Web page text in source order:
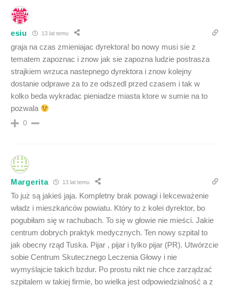
esiu 13 lat temu
graja na czas zmieniajac dyrektora! bo nowy musi sie z
tematem zapoznac i znow jak sie zapozna ludzie postrasza
strajkiem wrzuca nastepnego dyrektora i znow kolejny
dostanie odprawe za to ze odszedl przed czasem i tak w
kolko beda wykradac pieniadze miasta ktore w sumie na to
pozwala
0
Margerita 13 lat temu
To już są jakieś jaja. Kompletny brak powagi i lekceważenie
władz i mieszkańców powiatu. Który to z kolei dyrektor, bo
pogubiłam się w rachubach. To się w głowie nie mieści. Jakie
centrum dobrych praktyk medycznych. Ten nowy szpital to
jak obecny rząd Tuska. Pijar , pijar i tylko pijar (PR). Utwórzcie
sobie Centrum Skutecznego Leczenia Głowy i nie
wymyślajcie takich bzdur. Po prostu nikt nie chce zarządzać
szpitalem w takiej firmie, bo wielka jest odpowiedzialność a z